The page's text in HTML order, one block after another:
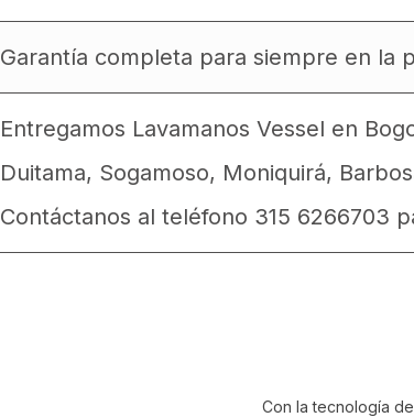
Garantía completa para siempre en la
Entregamos Lavamanos Vessel en
Duitama, Sogamoso, Moniquirá,
Contáctanos al teléfono 315 6266703
Con la tecnología de